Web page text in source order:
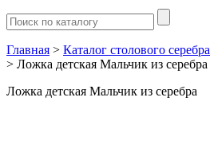
Главная > Каталог столового серебра
> Ложка детская Мальчик из серебра
Ложка детская Мальчик из серебра